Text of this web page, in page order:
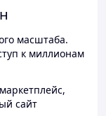
масштаба.
к миллионам
сайт